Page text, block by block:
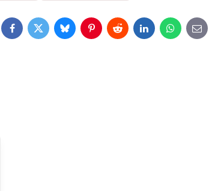
FacebookTwitterBlueskyPinterestRedditLinkedInWhatsApp
E-
mail